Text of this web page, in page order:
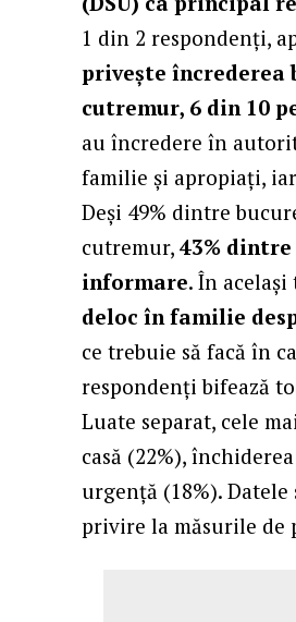
1 din 2 respondenți,
privește încrederea
cutremur, 6 din 10
au încredere în
familie și apropiați,
Deși 49% dintre
cutremur,43%
informare. În
deloc în familie
ce trebuie să facă în
respondenți bifează
Luate separat, cele
casă (22%),
urgență (18%).
privire la măsurile de